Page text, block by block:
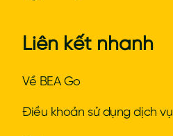
Liên kết nhanh
Về BEA Go
Điều khoản sử dụng dịch vụ